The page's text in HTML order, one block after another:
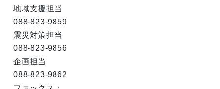
地域支援担当
088-823-9859
震災対策担当
088-823-9856
企画担当
088-823-9862